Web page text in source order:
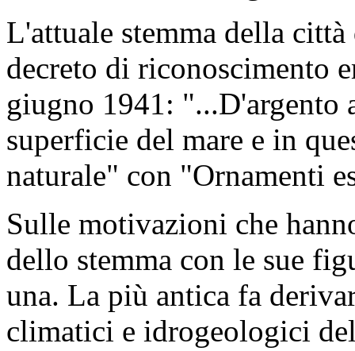
L'attuale stemma della
decreto di riconoscimento
giugno 1941: "...D'argento
superficie del mare e in
naturale" con "Ornamenti
Sulle motivazioni che
dello stemma con le sue
una. La più antica fa
climatici e idrogeologici